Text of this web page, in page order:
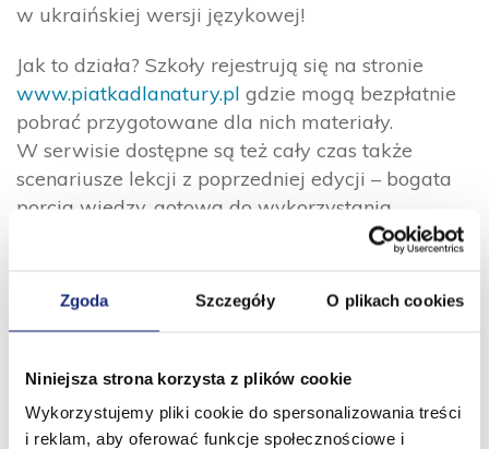
Zgoda Szczegóły O plikach cookies
Niniejsza strona korzysta z plików cookie
Wykorzystujemy pliki cookie do spersonalizowania treści
i reklam, aby oferować funkcje społecznościowe i
w ukraińskiej wersji językowej!
Jak to działa? Szkoły rejestrują się na stronie
www.piatkadlanatury.pl gdzie mogą bezpłatnie
pobrać przygotowane dla nich materiały.
W serwisie dostępne są też cały czas także
scenariusze lekcji z poprzedniej edycji – bogata
porcja wiedzy, gotowa do wykorzystania
na uczestników czekają atrakcyjne nagrody!
natury” trwać będzie od października 2022
do czerwca 2023.